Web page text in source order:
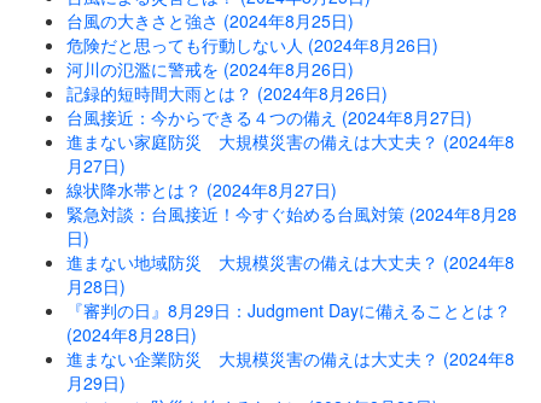
台風の大きさと強さ (2024年8月25日)
危険だと思っても行動しない人 (2024年8月26日)
河川の氾濫に警戒を (2024年8月26日)
記録的短時間大雨とは？ (2024年8月26日)
台風接近：今からできる４つの備え (2024年8月27日)
進まない家庭防災 大規模災害の備えは大丈夫？ (2024年8
月27日)
線状降水帯とは？ (2024年8月27日)
緊急対談：台風接近！今すぐ始める台風対策 (2024年8月28
日)
進まない地域防災 大規模災害の備えは大丈夫？ (2024年8
月28日)
『審判の日』8月29日：Judgment Dayに備えることとは？
(2024年8月28日)
進まない企業防災 大規模災害の備えは大丈夫？ (2024年8
月29日)